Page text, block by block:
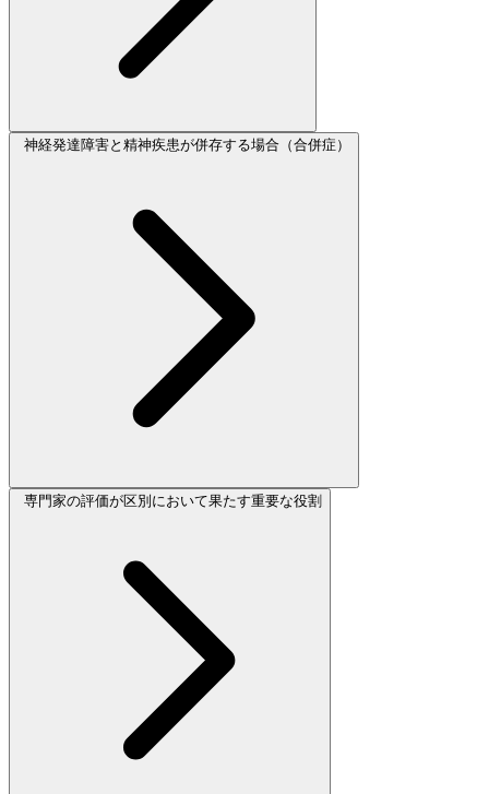
神経発達障害と精神疾患が併存する場合（合併症）
専門家の評価が区別において果たす重要な役割